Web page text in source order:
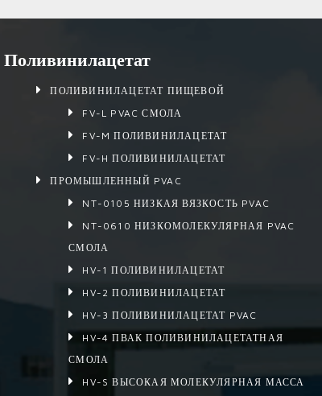
Поливинилацетат
ПОЛИВИНИЛАЦЕТАТ ПИЩЕВОЙ
FV-L PVAC СМОЛА
FV-M ПОЛИВИНИЛАЦЕТАТ
FV-H ПОЛИВИНИЛАЦЕТАТ
ПРОМЫШЛЕННЫЙ PVAC
NT-0105 НИЗКАЯ ВЯЗКОСТЬ PVAC
NT-0610 НИЗКОМОЛЕКУЛЯРНАЯ PVAC
СМОЛА
HV-1 ПОЛИВИНИЛАЦЕТАТ
HV-2 ПОЛИВИНИЛАЦЕТАТ
HV-3 ПОЛИВИНИЛАЦЕТАТ PVAC
HV-4 ПВАК ПОЛИВИНИЛАЦЕТАТНАЯ
СМОЛА
HV-S ВЫСОКАЯ МОЛЕКУЛЯРНАЯ МАССА